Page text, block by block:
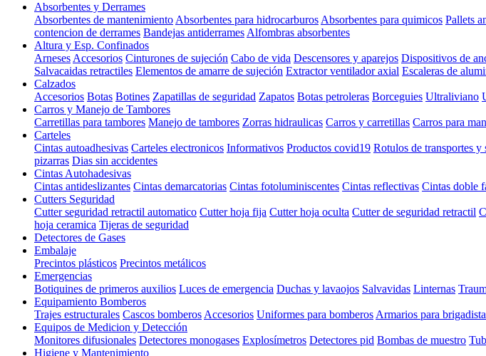
Absorbentes y Derrames
Absorbentes de mantenimientoAbsorbentes para hidrocarburosAbsorbentes para quimicos Pallets
contencion de derrames Bandejas antiderramesAlfombras absorbentes
Altura y Esp. Confinados
ArnesesAccesorios Cinturones de sujeción Cabo de vida Descensores y aparejos Dispositivos de
Salvacaidas retractiles Elementos de amarre de sujeción Extractor ventilador axial Escaleras de
Calzados
Accesorios Botas Botines Zapatillas de seguridad Zapatos Botas petroleras Borceguies Ultraliviano
Carros y Manejo de Tambores
Carretillas para tambores Manejo de tambores Zorras hidraulicas Carros y carretillas Carros para
Carteles
Cintas autoadhesivas Carteles electronicos Informativos Productos covid19 Rotulos de transportes y
pizarras Dias sin accidentes
Cintas Autohadesivas
Cintas antideslizantes Cintas demarcatorias Cintas fotoluminiscentes Cintas reflectivas Cintas doble
Cutters Seguridad
Cutter seguridad retractil automatico Cutter hoja fija Cutter hoja oculta Cutter de seguridad retractil
hoja ceramica Tijeras de seguridad
Detectores de Gases
Embalaje
Precintos plásticos Precintos metálicos
Emergencias
Botiquines de primeros auxilios Luces de emergencia Duchas y lavaojos Salvavidas Linternas
Equipamiento Bomberos
Trajes estructurales Cascos bomberosAccesorios Uniformes para bomberosArmarios para
Equipos de Medicion y Detección
Monitores difusionales Detectores monogases Explosímetros Detectores pid Bombas de muestro
Higiene y Mantenimiento